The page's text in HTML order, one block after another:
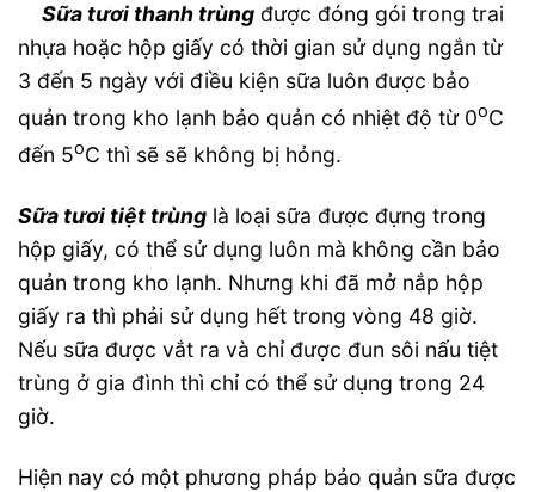
Sữa tươi thanh trùng được đóng gói trong trai
nhựa hoặc hộp giấy có thời gian sử dụng ngắn từ
3 đến 5 ngày với điều kiện sữa luôn được bảo
quản trong kho lạnh bảo quản có nhiệt độ từ 0oC
đến 5oC thì sẽ sẽ không bị hỏng.
Sữa tươi tiệt trùng là loại sữa được đựng trong
hộp giấy, có thể sử dụng luôn mà không cần bảo
quản trong kho lạnh. Nhưng khi đã mở nắp hộp
giấy ra thì phải sử dụng hết trong vòng 48 giờ.
Nếu sữa được vắt ra và chỉ được đun sôi nấu tiệt
trùng ở gia đình thì chỉ có thể sử dụng trong 24
giờ.
Hiện nay có một phương pháp bảo quản sữa được